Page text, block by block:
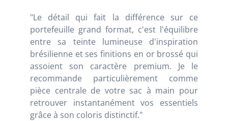
"Le détail qui fait la différence sur ce
portefeuille grand format, c'est l'équilibre
entre sa teinte lumineuse d'inspiration
brésilienne et ses finitions en or brossé qui
assoient son caractère premium. Je le
recommande particulièrement comme
pièce centrale de votre sac à main pour
retrouver instantanément vos essentiels
grâce à son coloris distinctif."